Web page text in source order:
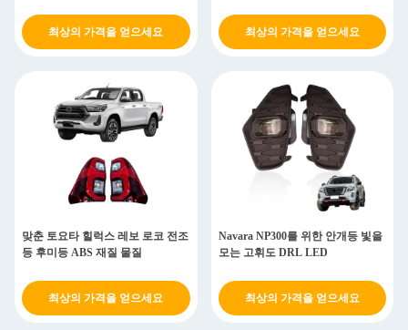
최상의 가격을 얻으세요 최상의 가격을 얻으세요
맞춘 토요타 힐럭스 레보 로코 전조
등 후미등 ABS 재질 물질
최상의 가격을 얻으세요
Navara NP300를 위한 안개등 빛을
모는 고휘도 DRL LED
최상의 가격을 얻으세요